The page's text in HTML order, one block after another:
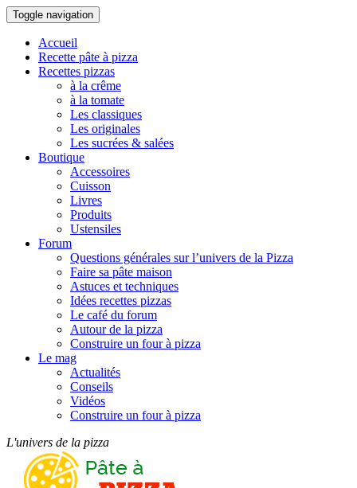
Toggle navigation
Accueil
Recette pâte à pizza
Recettes pizzas
à la crême
à la tomate
Les classiques
Les originales
Les sucrées & salées
Boutique
Accessoires
Cuisson
Livres
Produits
Ustensiles
Forum
Questions générales sur l’univers de la Pizza
Faire sa pâte maison
Astuces et techniques
Idées recettes pizzas
Le café du forum
Autour de la pizza
Construire un four à pizza
Le mag
Actualités
Conseils
Vidéos
Construire un four à pizza
L'univers de la pizza